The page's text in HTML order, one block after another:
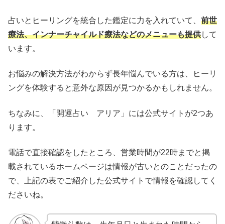
占いとヒーリングを統合した鑑定に力を入れていて、 前世
療法、インナーチャイルド療法などのメニューも提供して
います。
お悩みの解決方法がわからず長年悩んでいる方は、ヒーリ
ングを体験すると意外な原因が見つかるかもしれません。
ちなみに、「開運占い アリア」には公式サイトが2つあ
ります。
電話で直接確認をしたところ、営業時間が22時までと掲
載されているホームページは情報が古いとのことだったの
で、上記の表でご紹介した公式サイトで情報を確認してく
ださいね。